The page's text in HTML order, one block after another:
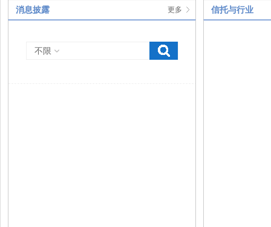
消息披露 更多
不限
信托与行业